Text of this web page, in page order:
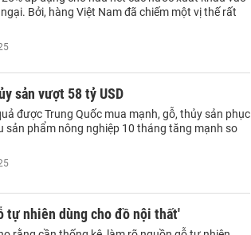
Bởi, hàng Việt Nam đã chiếm một vị thế rất
sản vượt 58 tỷ USD
được Trung Quốc mua mạnh, gỗ, thủy sản phục
sản phẩm nông nghiệp 10 tháng tăng mạnh so
tự nhiên dùng cho đồ nội thất'